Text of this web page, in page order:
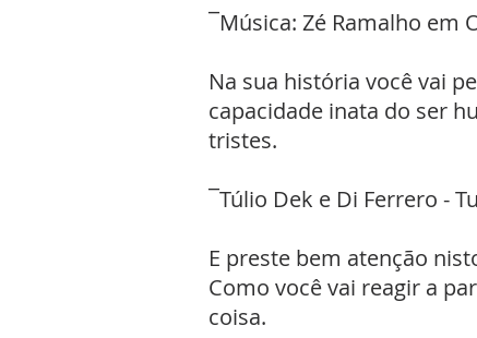
¯Música: Zé Ramalho em
Na sua história você vai
capacidade inata do ser
tristes.
¯Túlio Dek e Di Ferrero -
E preste bem atenção
Como você vai reagir a
coisa.